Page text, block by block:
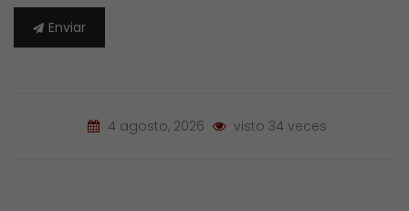
Enviar
4 agosto, 2026 visto 34 veces